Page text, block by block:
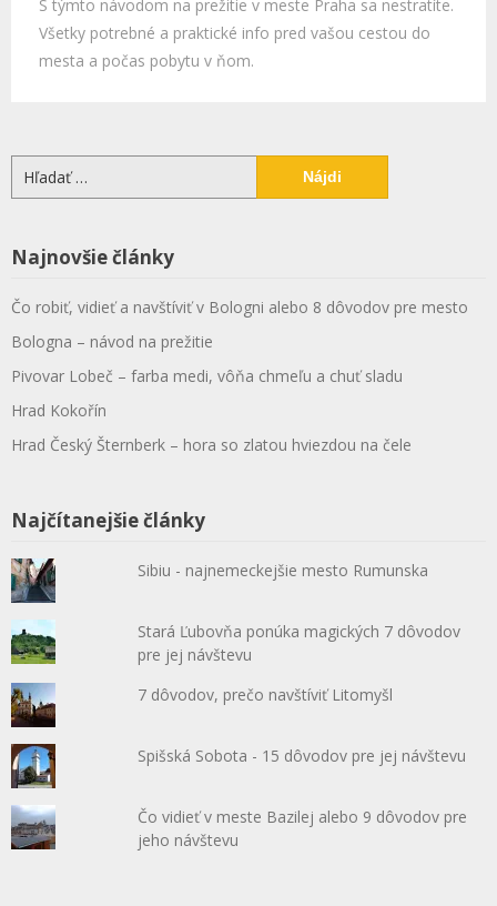
S týmto návodom na prežitie v meste Praha sa nestratíte.
Všetky potrebné a praktické info pred vašou cestou do
mesta a počas pobytu v ňom.
Hľadať:
Najnovšie články
Čo robiť, vidieť a navštíviť v Bologni alebo 8 dôvodov pre mesto
Bologna – návod na prežitie
Pivovar Lobeč – farba medi, vôňa chmeľu a chuť sladu
Hrad Kokořín
Hrad Český Šternberk – hora so zlatou hviezdou na čele
Najčítanejšie články
Sibiu - najnemeckejšie mesto Rumunska
Stará Ľubovňa ponúka magických 7 dôvodov
pre jej návštevu
7 dôvodov, prečo navštíviť Litomyšl
Spišská Sobota - 15 dôvodov pre jej návštevu
Čo vidieť v meste Bazilej alebo 9 dôvodov pre
jeho návštevu